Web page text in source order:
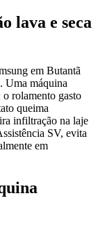
lava e seca
em Butantã
Uma máquina
rolamento gasto
queima
infiltração na laje
SV, evita
em